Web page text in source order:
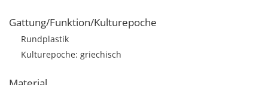
Gattung/Funktion/Kulturepoche
Rundplastik
Kulturepoche: griechisch